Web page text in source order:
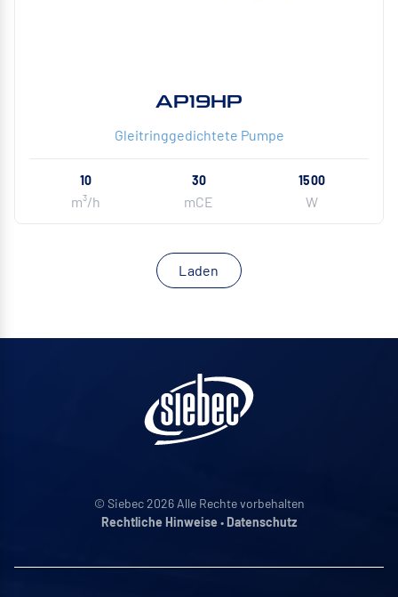
AP19HP
Gleitringgedichtete Pumpe
10
m³/h
30
mCE
1500
W
Laden
© Siebec 2026 Alle Rechte vorbehalten
Rechtliche Hinweise • Datenschutz